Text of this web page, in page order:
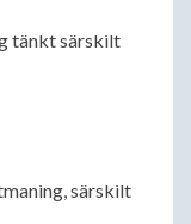
tänkt särskilt
särskilt